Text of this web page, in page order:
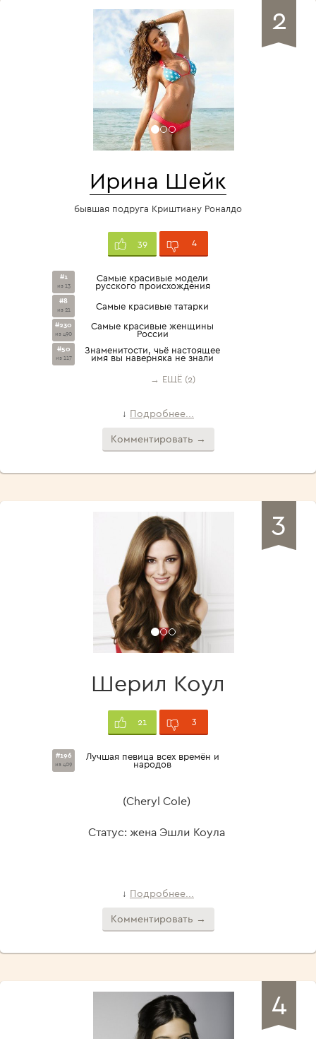
2
Ирина Шейк
бывшая подруга Криштиану Роналдо
39 4
#1
из 13
Самые красивые модели
русского происхождения
#8
из 21 Самые красивые татарки
#230
из 490
Самые красивые женщины
России
#50
из 117
Знаменитости, чьё настоящее
имя вы наверняка не знали
→ ЕЩЁ (2)
↓ Подробнее...
Комментировать →
3
Шерил Коул
21 3
#196
из 409
Лучшая певица всех времён и
народов
(Cheryl Cole)
Статус: жена Эшли Коула
↓ Подробнее...
Комментировать →
4